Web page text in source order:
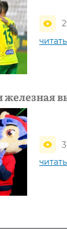
железная